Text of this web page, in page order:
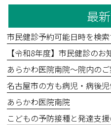
最
市民健診予約可能日時を検索
【令和8年度】市民健診のお
あらかわ医院南院～院内の
名古屋市の方も病児・病後
あらかわ医院南院
こどもの予防接種と発達支